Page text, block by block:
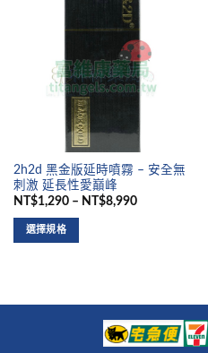
2h2d 黑金版延時噴霧 – 安全無
刺激 延長性愛巔峰
NT$1,290 – NT$8,990
選擇規格